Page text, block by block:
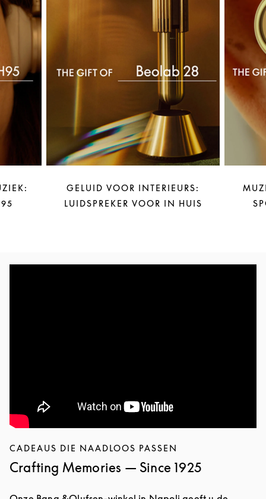
GELUID VOOR INTERIEURS:
LUIDSPREKER VOOR IN HUIS
CADEAUS DIE NAADLOOS PASSEN
Crafting Memories — Since 1925